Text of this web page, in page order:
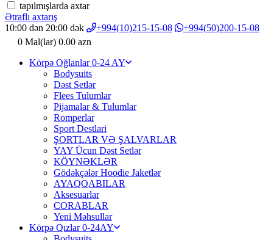
tapılmışlarda axtar
Ətraflı axtarış
10:00 dən 20:00 dək
+994(10)215-15-08
+994(50)200-15-08
0 Mal(lar) 0.00 azn
Körpə Oğlanlar 0-24 AY
Bodysuits
Dəst Setlər
Flees Tulumlar
Pijamalar & Tulumlar
Romperlar
Sport Destlari
ŞORTLAR VƏ ŞALVARLAR
YAY Ücun Dəst Setlər
KÖYNƏKLƏR
Gödəkçələr Hoodie Jaketlər
AYAQQABILAR
Aksesuarlar
CORABLAR
Yeni Məhsullar
Körpə Qızlar 0-24AY